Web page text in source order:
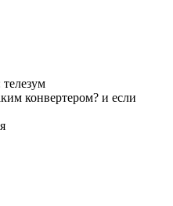
конвертером? и если